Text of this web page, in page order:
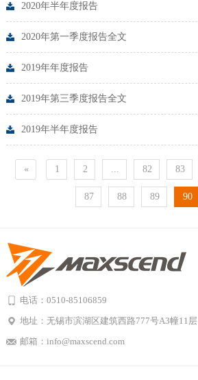
2020年半年度报告
2020年第一季度报告全文
2019年年度报告
2019年第三季度报告全文
2019年半年度报告
« 1 2 ... 82 83
87 88 89 90
电话：0510-85106859
地址：无锡市滨湖区建筑西路777号A3幢11层
邮箱：info@maxscend.com